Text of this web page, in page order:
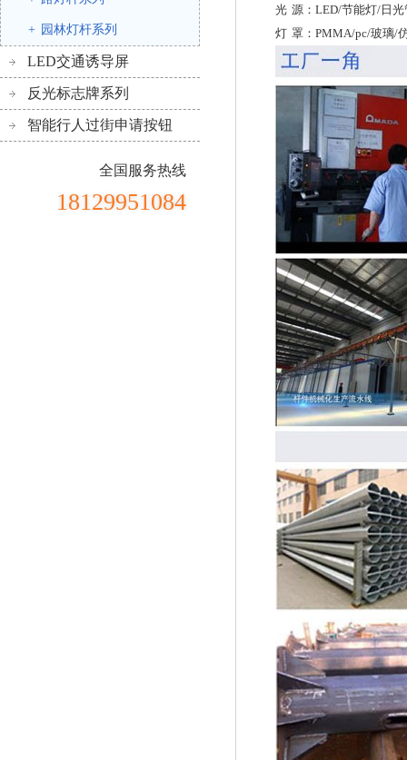
+ 园林灯杆系列
LED交通诱导屏
反光标志牌系列
智能行人过街申请按钮
全国服务热线
18129951084
光 源：LED/节能灯/日
灯 罩：PMMA/pc/玻璃/